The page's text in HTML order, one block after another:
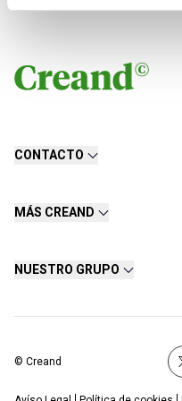
CONTACTO
MÁS CREAND
NUESTRO GRUPO
© Creand